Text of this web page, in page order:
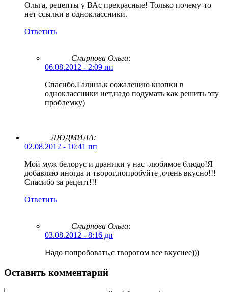
Ольга, рецепты у ВАс прекрасные! Только почему-то
нет ссылки в одноклассники.
Ответить
Смирнова Ольга:
06.08.2012 - 2:09 пп
Спасибо,Галина,к сожалению кнопки в
одноклассники нет,надо подумать как решить эту
проблемку)
ЛЮДМИЛА:
02.08.2012 - 10:41 пп
Мой муж белорус и драники у нас -любимое блюдо!Я
добавляю иногда и творог,попробуйте ,очень вкусно!!!
Спасибо за рецепт!!!
Ответить
Смирнова Ольга:
03.08.2012 - 8:16 дп
Надо попробовать,с творогом все вкуснее)))
Оставить комментарий